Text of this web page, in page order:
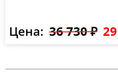
Цена: 36 730 ₽